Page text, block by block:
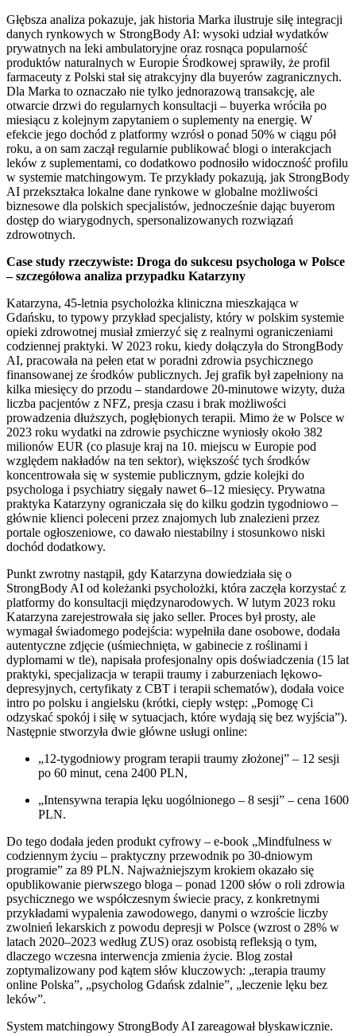
Głębsza analiza pokazuje, jak historia Marka ilustruje siłę integracji
danych rynkowych w StrongBody AI: wysoki udział wydatków
prywatnych na leki ambulatoryjne oraz rosnąca popularność
produktów naturalnych w Europie Środkowej sprawiły, że profil
farmaceuty z Polski stał się atrakcyjny dla buyerów zagranicznych.
Dla Marka to oznaczało nie tylko jednorazową transakcję, ale
otwarcie drzwi do regularnych konsultacji – buyerka wróciła po
miesiącu z kolejnym zapytaniem o suplementy na energię. W
efekcie jego dochód z platformy wzrósł o ponad 50% w ciągu pół
roku, a on sam zaczął regularnie publikować blogi o interakcjach
leków z suplementami, co dodatkowo podnosiło widoczność profilu
w systemie matchingowym. Te przykłady pokazują, jak StrongBody
AI przekształca lokalne dane rynkowe w globalne możliwości
biznesowe dla polskich specjalistów, jednocześnie dając buyerom
dostęp do wiarygodnych, spersonalizowanych rozwiązań
zdrowotnych.
Case study rzeczywiste: Droga do sukcesu psychologa w Polsce
– szczegółowa analiza przypadku Katarzyny
Katarzyna, 45-letnia psycholożka kliniczna mieszkająca w
Gdańsku, to typowy przykład specjalisty, który w polskim systemie
opieki zdrowotnej musiał zmierzyć się z realnymi ograniczeniami
codziennej praktyki. W 2023 roku, kiedy dołączyła do StrongBody
AI, pracowała na pełen etat w poradni zdrowia psychicznego
finansowanej ze środków publicznych. Jej grafik był zapełniony na
kilka miesięcy do przodu – standardowe 20-minutowe wizyty, duża
liczba pacjentów z NFZ, presja czasu i brak możliwości
prowadzenia dłuższych, pogłębionych terapii. Mimo że w Polsce w
2023 roku wydatki na zdrowie psychiczne wyniosły około 382
milionów EUR (co plasuje kraj na 10. miejscu w Europie pod
względem nakładów na ten sektor), większość tych środków
koncentrowała się w systemie publicznym, gdzie kolejki do
psychologa i psychiatry sięgały nawet 6–12 miesięcy. Prywatna
praktyka Katarzyny ograniczała się do kilku godzin tygodniowo –
głównie klienci poleceni przez znajomych lub znalezieni przez
portale ogłoszeniowe, co dawało niestabilny i stosunkowo niski
dochód dodatkowy.
Punkt zwrotny nastąpił, gdy Katarzyna dowiedziała się o
StrongBody AI od koleżanki psycholożki, która zaczęła korzystać z
platformy do konsultacji międzynarodowych. W lutym 2023 roku
Katarzyna zarejestrowała się jako seller. Proces był prosty, ale
wymagał świadomego podejścia: wypełniła dane osobowe, dodała
autentyczne zdjęcie (uśmiechnięta, w gabinecie z roślinami i
dyplomami w tle), napisała profesjonalny opis doświadczenia (15 lat
praktyki, specjalizacja w terapii traumy i zaburzeniach lękowo-
depresyjnych, certyfikaty z CBT i terapii schematów), dodała voice
intro po polsku i angielsku (krótki, ciepły wstęp: „Pomogę Ci
odzyskać spokój i siłę w sytuacjach, które wydają się bez wyjścia”).
Następnie stworzyła dwie główne usługi online:
„12-tygodniowy program terapii traumy złożonej” – 12 sesji
po 60 minut, cena 2400 PLN,
„Intensywna terapia lęku uogólnionego – 8 sesji” – cena 1600
PLN.
Do tego dodała jeden produkt cyfrowy – e-book „Mindfulness w
codziennym życiu – praktyczny przewodnik po 30-dniowym
programie” za 89 PLN. Najważniejszym krokiem okazało się
opublikowanie pierwszego bloga – ponad 1200 słów o roli zdrowia
psychicznego we współczesnym świecie pracy, z konkretnymi
przykładami wypalenia zawodowego, danymi o wzroście liczby
zwolnień lekarskich z powodu depresji w Polsce (wzrost o 28% w
latach 2020–2023 według ZUS) oraz osobistą refleksją o tym,
dlaczego wczesna interwencja zmienia życie. Blog został
zoptymalizowany pod kątem słów kluczowych: „terapia traumy
online Polska”, „psycholog Gdańsk zdalnie”, „leczenie lęku bez
leków”.
System matchingowy StrongBody AI zareagował błyskawicznie.